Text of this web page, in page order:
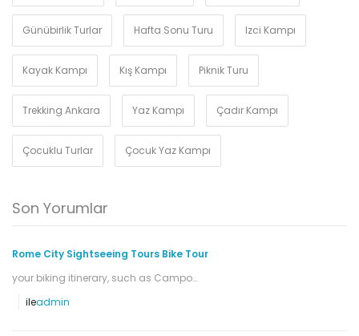
Günübirlik Turlar Hafta Sonu Turu Izci Kampı
Kayak Kampı Kış Kampı Piknik Turu
Trekking Ankara Yaz Kampı Çadır Kampı
Çocuklu Turlar Çocuk Yaz Kampı
Son Yorumlar
Rome City Sightseeing Tours Bike Tour
your biking itinerary, such as Campo…
ileadmin